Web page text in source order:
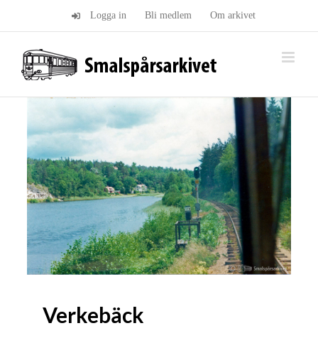
Logga in Bli medlem Om arkivet
Verkebäck